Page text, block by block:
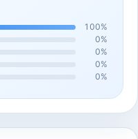
100%
0%
0%
0%
0%